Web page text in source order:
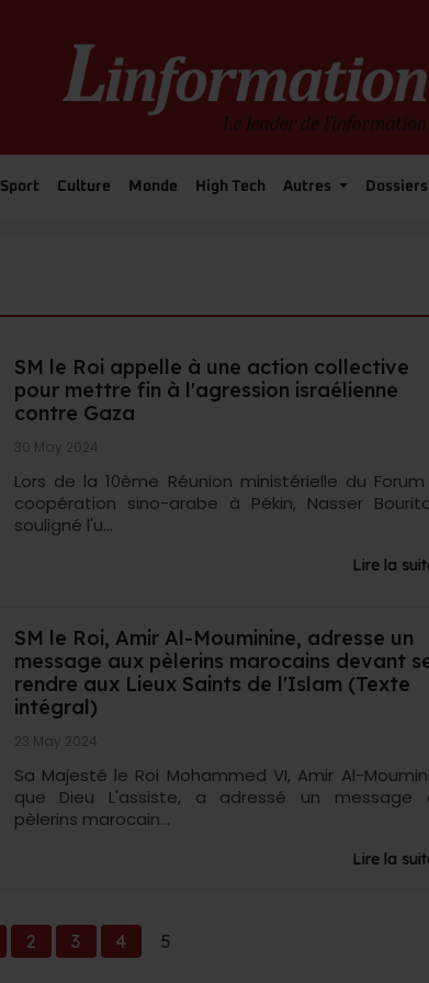
Sport Culture Monde High Tech Autres Dossiers
SM le Roi appelle à une action collective
pour mettre fin à l'agression israélienne
contre Gaza
30 May 2024
Lors de la 10ème Réunion ministérielle du
coopération sino-arabe à Pékin, Nasser
souligné l'u...
Lire la
SM le Roi, Amir Al-Mouminine, adresse un
message aux pèlerins marocains devant
rendre aux Lieux Saints de l'Islam (Texte
intégral)
23 May 2024
Sa Majesté le Roi Mohammed VI, Amir Al-
que Dieu L'assiste, a adressé un message
pèlerins marocain...
Lire la
2 3 4 5